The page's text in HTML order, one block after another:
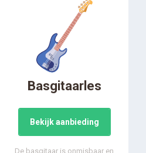
Basgitaarles
Bekijk aanbieding
De basgitaar is onmisbaar en